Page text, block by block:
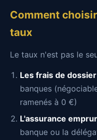
Comment
taux
Le taux n'est pas le
Les frais de dossier
banques
ramenés à 0 €)
L'assurance
banque ou la